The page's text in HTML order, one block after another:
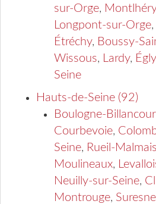
sur-Orge, Montlhéry
Longpont-sur-Orge,
Étréchy, Boussy-
Wissous, Lardy, Égly
Seine
Hauts-de-Seine (92)
Boulogne-
Courbevoie,
Seine, Rueil-
Moulineaux,
Neuilly-sur-Seine,
Montrouge,